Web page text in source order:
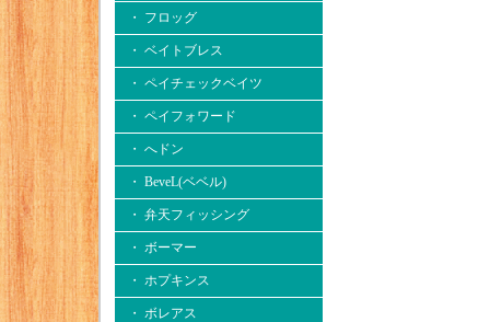
・ フロッグ
・ ベイトブレス
・ ペイチェックベイツ
・ ペイフォワード
・ へドン
・ BeveL(ベベル)
・ 弁天フィッシング
・ ボーマー
・ ホプキンス
・ ボレアス